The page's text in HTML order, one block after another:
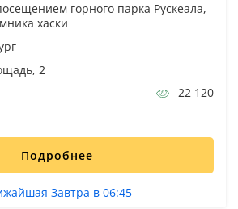
горного парка Рускеала,
хаски
2
22 120
Подробнее
Завтра в 06:45